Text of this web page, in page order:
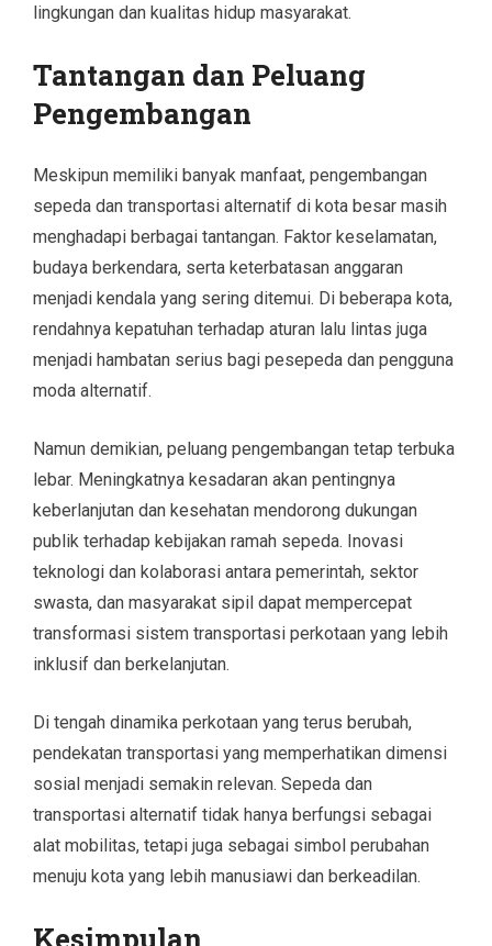
lingkungan dan kualitas hidup masyarakat.
Tantangan dan Peluang
Pengembangan
Meskipun memiliki banyak manfaat, pengembangan
sepeda dan transportasi alternatif di kota besar masih
menghadapi berbagai tantangan. Faktor keselamatan,
budaya berkendara, serta keterbatasan anggaran
menjadi kendala yang sering ditemui. Di beberapa kota,
rendahnya kepatuhan terhadap aturan lalu lintas juga
menjadi hambatan serius bagi pesepeda dan pengguna
moda alternatif.
Namun demikian, peluang pengembangan tetap terbuka
lebar. Meningkatnya kesadaran akan pentingnya
keberlanjutan dan kesehatan mendorong dukungan
publik terhadap kebijakan ramah sepeda. Inovasi
teknologi dan kolaborasi antara pemerintah, sektor
swasta, dan masyarakat sipil dapat mempercepat
transformasi sistem transportasi perkotaan yang lebih
inklusif dan berkelanjutan.
Di tengah dinamika perkotaan yang terus berubah,
pendekatan transportasi yang memperhatikan dimensi
sosial menjadi semakin relevan. Sepeda dan
transportasi alternatif tidak hanya berfungsi sebagai
alat mobilitas, tetapi juga sebagai simbol perubahan
menuju kota yang lebih manusiawi dan berkeadilan.
Kesimpulan